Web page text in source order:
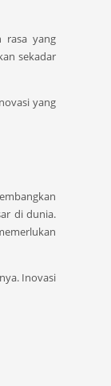
rasa yang
sekadar
yang
di dunia.
Inovasi